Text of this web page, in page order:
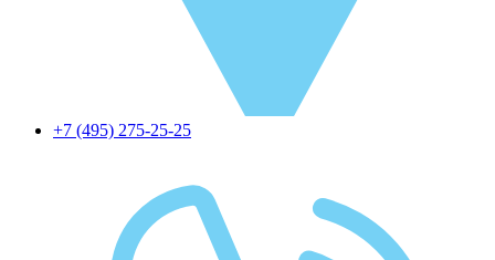
+7 (495) 275-25-25